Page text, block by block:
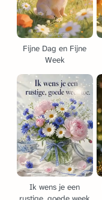
Fijne Dag en Fijne
Week
Ik wens je een